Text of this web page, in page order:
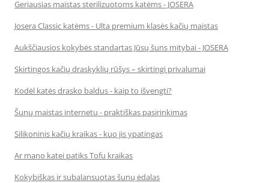
Geriausias maistas sterilizuotoms katėms - JOSERA
Josera Classic katėms - Ulta premium klasės kačių maistas
Aukščiausios kokybės standartas Jūsų šuns mitybai - JOSERA
Skirtingos kačių draskyklių rūšys – skirtingi privalumai
Kodėl katės drasko baldus - kaip to išvengti?
Šunų maistas internetu - praktiškas pasirinkimas
Silikoninis kačių kraikas - kuo jis ypatingas
Ar mano katei patiks Tofu kraikas
Kokybiškas ir subalansuotas šunų ėdalas